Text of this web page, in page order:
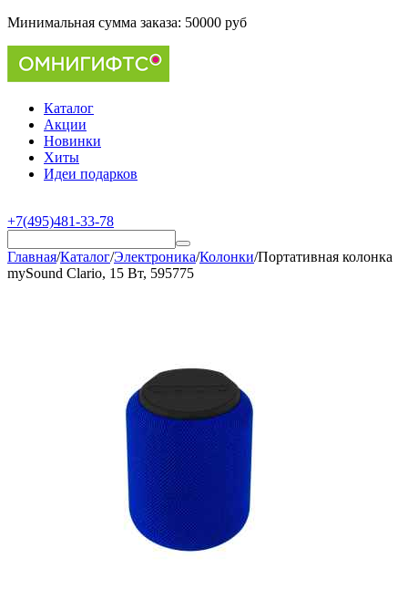
Минимальная сумма заказа: 50000 руб
Каталог
Акции
Новинки
Хиты
Идеи подарков
+7(495)481-33-78
Главная/Каталог/Электроника/Колонки/Портативная колонка
mySound Clario, 15 Вт, 595775